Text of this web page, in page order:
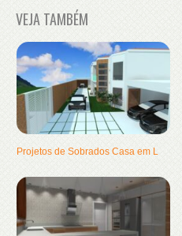
VEJA TAMBÉM
Projetos de Sobrados Casa em L